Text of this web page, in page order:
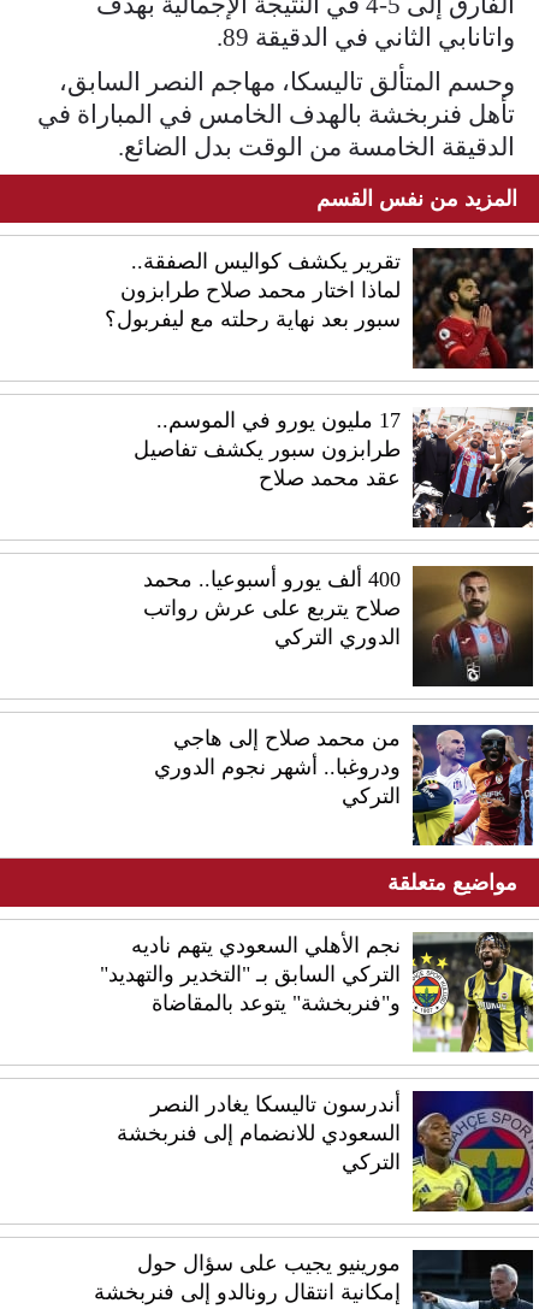
واتانابي الثاني في الدقيقة 89.
وحسم المتألق تاليسكا، مهاجم النصر السابق،
تأهل فنربخشة بالهدف الخامس في المباراة في
الدقيقة الخامسة من الوقت بدل الضائع.
المزيد من نفس القسم
تقرير يكشف كواليس الصفقة..
لماذا اختار محمد صلاح طرابزون
سبور بعد نهاية رحلته مع ليفربول؟
17 مليون يورو في الموسم..
طرابزون سبور يكشف تفاصيل
عقد محمد صلاح
400 ألف يورو أسبوعيا.. محمد
صلاح يتربع على عرش رواتب
الدوري التركي
من محمد صلاح إلى هاجي
ودروغبا.. أشهر نجوم الدوري
التركي
مواضيع متعلقة
نجم الأهلي السعودي يتهم ناديه
التركي السابق بـ "التخدير والتهديد"
و"فنربخشة" يتوعد بالمقاضاة
أندرسون تاليسكا يغادر النصر
السعودي للانضمام إلى فنربخشة
التركي
مورينيو يجيب على سؤال حول
إمكانية انتقال رونالدو إلى فنربخشة